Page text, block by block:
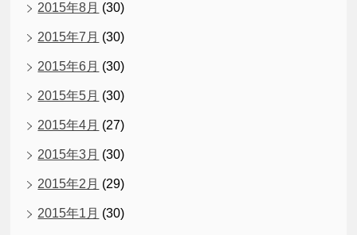
2015年8月 (30)
2015年7月 (30)
2015年6月 (30)
2015年5月 (30)
2015年4月 (27)
2015年3月 (30)
2015年2月 (29)
2015年1月 (30)